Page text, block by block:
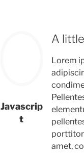
Javascrip
t
A
Lorem
porttitor
amet,